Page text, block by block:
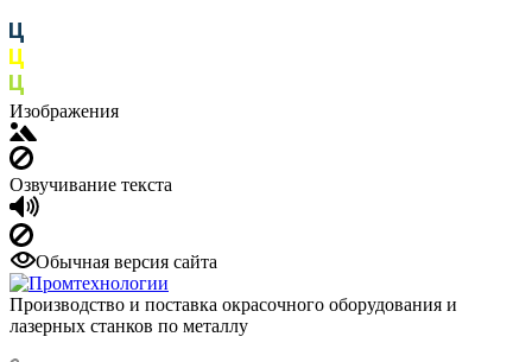
Изображения
Озвучивание текста
Обычная версия сайта
Производство и поставка окрасочного оборудования и
лазерных станков по металлу